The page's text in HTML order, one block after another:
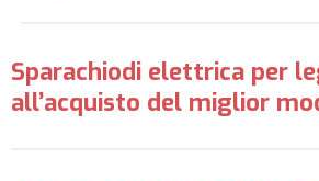
Sparachiodi elettrica per
all’acquisto del miglior